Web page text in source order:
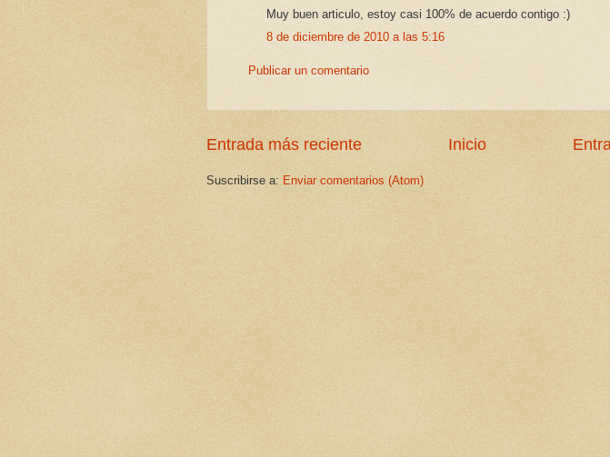
Muy buen articulo, estoy casi 100% de acuerdo contigo :)
8 de diciembre de 2010 a las 5:16
Publicar un comentario
Entrada más reciente Inicio
Suscribirse a: Enviar comentarios (Atom)